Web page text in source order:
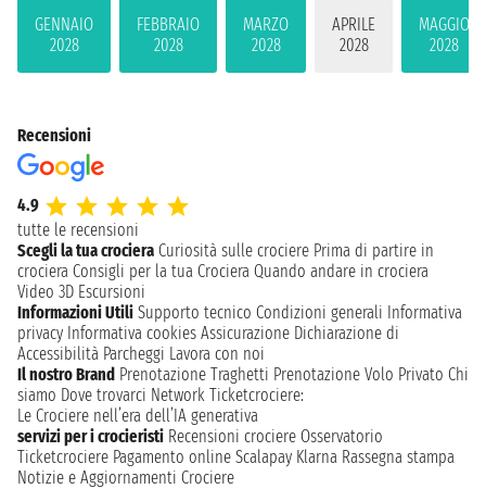
GENNAIO
2028
FEBBRAIO
2028
MARZO
2028
APRILE
2028
MAGGIO
2028
Recensioni
4.9
tutte le recensioni
Scegli la tua crociera Curiosità sulle crociere Prima di partire in
crociera Consigli per la tua Crociera Quando andare in crociera
Video 3D Escursioni
Informazioni Utili Supporto tecnico Condizioni generali Informativa
privacy Informativa cookies Assicurazione Dichiarazione di
Accessibilità Parcheggi Lavora con noi
Il nostro Brand Prenotazione Traghetti Prenotazione Volo Privato Chi
siamo Dove trovarci Network Ticketcrociere:
Le Crociere nell’era dell’IA generativa
servizi per i crocieristi Recensioni crociere Osservatorio
Ticketcrociere Pagamento online Scalapay Klarna Rassegna stampa
Notizie e Aggiornamenti Crociere